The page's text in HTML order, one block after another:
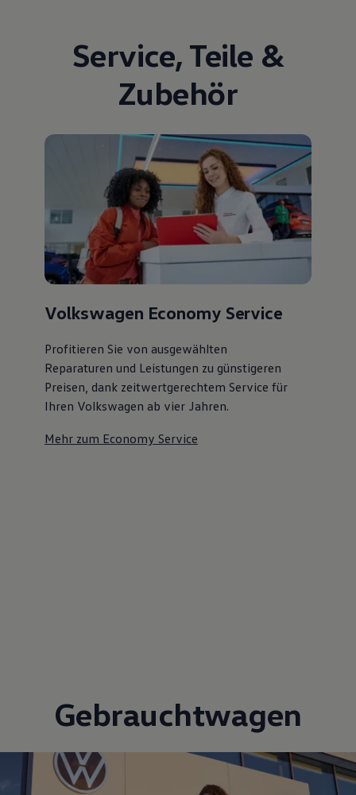
Service, Teile &
Zubehör
Volkswagen Economy Service
Profitieren Sie von ausgewählten
Reparaturen und Leistungen zu günstigeren
Preisen, dank zeitwertgerechtem Service für
Ihren Volkswagen ab vier Jahren.
Mehr zum Economy Service
Gebrauchtwagen